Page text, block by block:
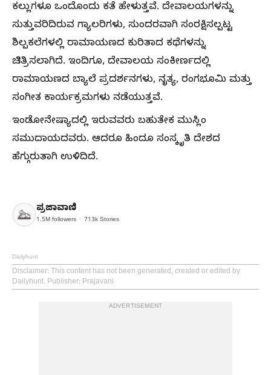
ಕಲ್ಲುಗಳೂ ಒಂದೊಂದು ಕತೆ ಹೇಳುತ್ತವೆ. ದೇವಾಲಯಗಳನ್ನು
ಸುತ್ತುವರಿದಿರುವ ಗ್ಯಾಲರಿಗಳು, ಸುಂದರವಾಗಿ ಸಂರಕ್ಷಿಸಲ್ಪಟ್ಟ
ಶಿಲ್ಪಕಲೆಗಳಲ್ಲಿ ರಾಮಾಯಣದ ಕುರಿತಾದ ಕಥೆಗಳನ್ನು
ಚಿತ್ರಿಸಲಾಗಿದೆ. ಇಂದಿಗೂ, ದೇವಾಲಯ ಸಂಕೀರ್ಣದಲ್ಲಿ
ರಾಮಾಯಣದ ಬ್ಯಾಲೆ ಪ್ರದರ್ಶನಗಳು, ನೃತ್ಯ, ರಂಗಭೂಮಿ ಮತ್ತು
ಸಂಗೀತ ಕಾರ್ಯಕ್ರಮಗಳು ನಡೆಯುತ್ತವೆ.
ಇಂಡೋನೇಷ್ಯಾದಲ್ಲಿ ಇರುವವರು ಬಹುತೇಕ ಮುಸ್ಲಿಂ
ಸಮುದಾಯದವರು. ಆದರೂ ಹಿಂದೂ ಸಂಸ್ಕೃತಿ ದೇಶದ
ಹೆಗ್ಗುರುತಾಗಿ ಉಳಿದಿದೆ.
ಪ್ರಜಾವಾಣಿ
1.5M followers 713k Stories
Dailyhunt
Disclaimer: This content has not been generated, created or edited by
Dailyhunt. Publisher: Prajavani
ADVERTISEMENT